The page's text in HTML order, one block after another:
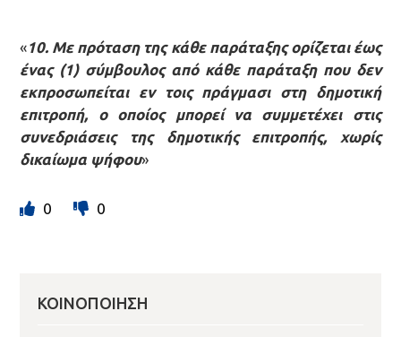
«10. Με πρόταση της κάθε παράταξης ορίζεται έως
ένας (1) σύμβουλος από κάθε παράταξη που δεν
εκπροσωπείται εν τοις πράγμασι στη δημοτική
επιτροπή, ο οποίος μπορεί να συμμετέχει στις
συνεδριάσεις της δημοτικής επιτροπής, χωρίς
δικαίωμα ψήφου»
0 0
ΚΟΙΝΟΠΟΊΗΣΗ